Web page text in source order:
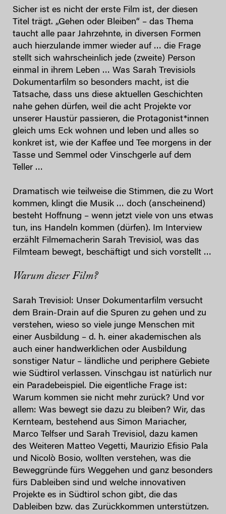
Sicher ist es nicht der erste Film ist, der diesen
Titel trägt. „Gehen oder Bleiben“ – das Thema
taucht alle paar Jahrzehnte, in diversen Formen
auch hierzulande immer wieder auf … die Frage
stellt sich wahrscheinlich jede (zweite) Person
einmal in ihrem Leben … Was Sarah Trevisiols
Dokumentarfilm so besonders macht, ist die
Tatsache, dass uns diese aktuellen Geschichten
nahe gehen dürfen, weil die acht Projekte vor
unserer Haustür passieren, die Protagonist*innen
gleich ums Eck wohnen und leben und alles so
konkret ist, wie der Kaffee und Tee morgens in der
Tasse und Semmel oder Vinschgerle auf dem
Teller …
Dramatisch wie teilweise die Stimmen, die zu Wort
kommen, klingt die Musik … doch (anscheinend)
besteht Hoffnung – wenn jetzt viele von uns etwas
tun, ins Handeln kommen (dürfen). Im Interview
erzählt Filmemacherin Sarah Trevisiol, was das
Filmteam bewegt, beschäftigt und sich vorstellt …
Warum dieser Film?
Sarah Trevisiol: Unser Dokumentarfilm versucht
dem Brain-Drain auf die Spuren zu gehen und zu
verstehen, wieso so viele junge Menschen mit
einer Ausbildung – d. h. einer akademischen als
auch einer handwerklichen oder Ausbildung
sonstiger Natur – ländliche und periphere Gebiete
wie Südtirol verlassen. Vinschgau ist natürlich nur
ein Paradebeispiel. Die eigentliche Frage ist:
Warum kommen sie nicht mehr zurück? Und vor
allem: Was bewegt sie dazu zu bleiben? Wir, das
Kernteam, bestehend aus Simon Mariacher,
Marco Telfser und Sarah Trevisiol, dazu kamen
des Weiteren Matteo Vegetti, Maurizio Efisio Pala
und Nicolò Bosio, wollten verstehen, was die
Beweggründe fürs Weggehen und ganz besonders
fürs Dableiben sind und welche innovativen
Projekte es in Südtirol schon gibt, die das
Dableiben bzw. das Zurückkommen unterstützen.